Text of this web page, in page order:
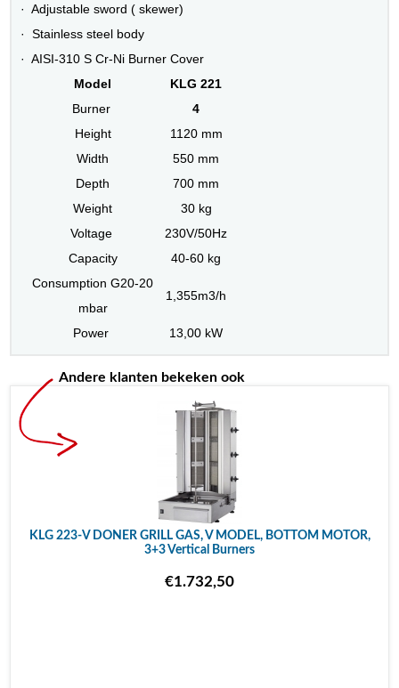
· Adjustable sword ( skewer)
· Stainless steel body
· AISI-310 S Cr-Ni Burner Cover
Model
KLG 221
Burner
4
Height
1120 mm
Width
550 mm
Depth
700 mm
Weight
30 kg
Voltage
230V/50Hz
Capacity
40-60 kg
Consumption G20-20
mbar
1,355m3/h
Power 13,00 kW
Andere klanten bekeken ook
KLG 223-V DONER GRILL GAS, V MODEL, BOTTOM MOTOR,
3+3 Vertical Burners
€1.732,50